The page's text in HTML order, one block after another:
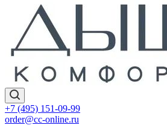
+7 (495) 151-09-99
order@cc-online.ru